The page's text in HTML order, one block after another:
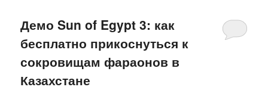
Демо Sun of Egypt 3: как
бесплатно прикоснуться к
сокровищам фараонов в
Казахстане